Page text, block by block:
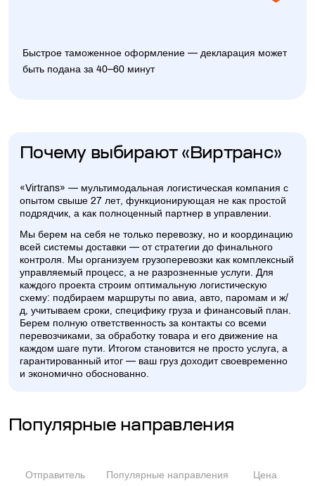
Быстрое таможенное оформление — декларация может
быть подана за 40–60 минут
Почему выбирают «Виртранс»
«Virtrans» — мультимодальная логистическая компания с
опытом свыше 27 лет, функционирующая не как простой
подрядчик, а как полноценный партнер в управлении.
Мы берем на себя не только перевозку, но и координацию
всей системы доставки — от стратегии до финального
контроля. Мы организуем грузоперевозки как комплексный
управляемый процесс, а не разрозненные услуги. Для
каждого проекта строим оптимальную логистическую
схему: подбираем маршруты по авиа, авто, паромам и ж/
д, учитываем сроки, специфику груза и финансовый план.
Берем полную ответственность за контакты со всеми
перевозчиками, за обработку товара и его движение на
каждом шаге пути. Итогом становится не просто услуга, а
гарантированный итог — ваш груз доходит своевременно
и экономично обоснованно.
Популярные направления
Отправитель Популярные направления Цена